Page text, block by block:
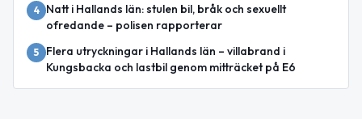
4
Natt i Hallands län: stulen bil, bråk och sexuellt
ofredande – polisen rapporterar
5
Flera utryckningar i Hallands län – villabrand i
Kungsbacka och lastbil genom mitträcket på E6